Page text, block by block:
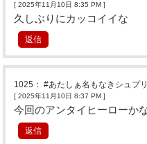
[ 2025年11月10日 8:35 PM ]
久しぶりにカッコイイな
返信
1025 ：#あたしぁ名もなきシュプ
[ 2025年11月10日 8:37 PM ]
今回のアンタイヒーローか
返信